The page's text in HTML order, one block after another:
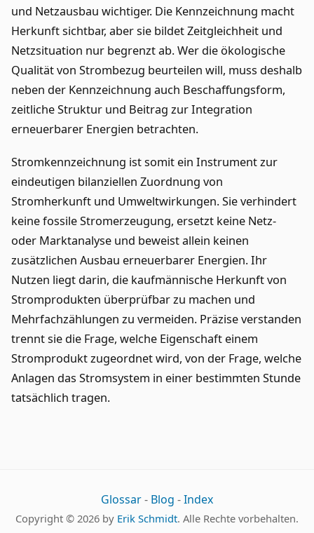
und Netzausbau wichtiger. Die Kennzeichnung macht
Herkunft sichtbar, aber sie bildet Zeitgleichheit und
Netzsituation nur begrenzt ab. Wer die ökologische
Qualität von Strombezug beurteilen will, muss deshalb
neben der Kennzeichnung auch Beschaffungsform,
zeitliche Struktur und Beitrag zur Integration
erneuerbarer Energien betrachten.
Stromkennzeichnung ist somit ein Instrument zur
eindeutigen bilanziellen Zuordnung von
Stromherkunft und Umweltwirkungen. Sie verhindert
keine fossile Stromerzeugung, ersetzt keine Netz-
oder Marktanalyse und beweist allein keinen
zusätzlichen Ausbau erneuerbarer Energien. Ihr
Nutzen liegt darin, die kaufmännische Herkunft von
Stromprodukten überprüfbar zu machen und
Mehrfachzählungen zu vermeiden. Präzise verstanden
trennt sie die Frage, welche Eigenschaft einem
Stromprodukt zugeordnet wird, von der Frage, welche
Anlagen das Stromsystem in einer bestimmten Stunde
tatsächlich tragen.
Glossar- Blog -Index
Copyright © 2026 by Erik Schmidt. Alle Rechte vorbehalten.